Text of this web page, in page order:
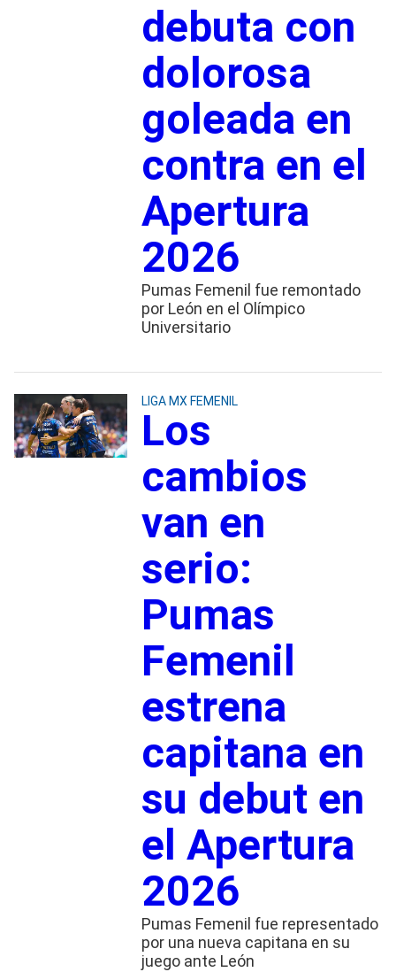
debuta con
dolorosa
goleada en
contra en el
Apertura
2026
Pumas Femenil fue remontado
por León en el Olímpico
Universitario
LIGA MX FEMENIL
Los
cambios
van en
serio:
Pumas
Femenil
estrena
capitana en
su debut en
el Apertura
2026
Pumas Femenil fue representado
por una nueva capitana en su
juego ante León